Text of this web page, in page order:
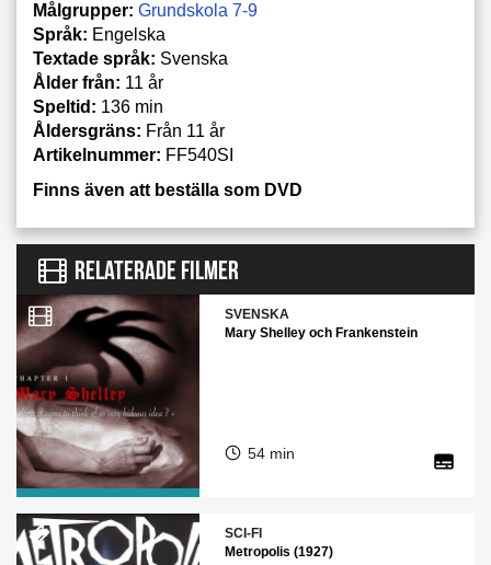
Målgrupper: Grundskola 7-9
Språk: Engelska
Textade språk: Svenska
Ålder från: 11 år
Speltid: 136 min
Åldersgräns: Från 11 år
Artikelnummer: FF540SI
Finns även att beställa som DVD
RELATERADE FILMER
SVENSKA
Mary Shelley och Frankenstein
54 min
SCI-FI
Metropolis (1927)